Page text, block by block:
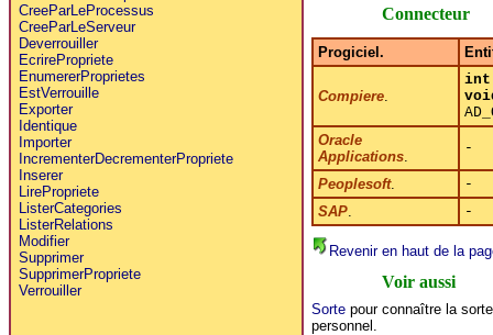
CreeParLeProcessus
CreeParLeServeur
Deverrouiller
EcrirePropriete
EnumererProprietes
EstVerrouille
Exporter
Identique
Importer
IncrementerDecrementerPropriete
Inserer
LirePropriete
ListerCategories
ListerRelations
Modifier
Supprimer
SupprimerPropriete
Verrouiller
Connecteur
Progiciel.
Compiere
int
Oracle
Applications
-
Peoplesoft.
-
SAP
-
Revenir en haut de la
Voir aussi
Sortepour connaître la
personnel.